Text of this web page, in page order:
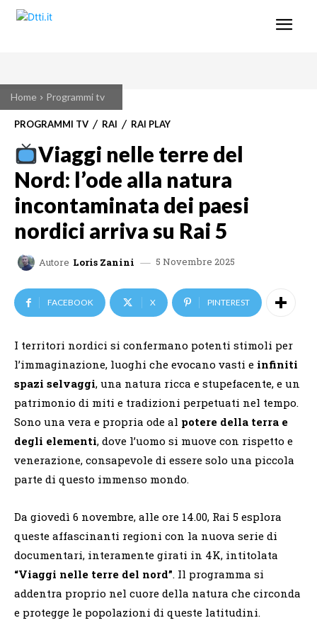
Home Programmi tv
PROGRAMMI TV RAI RAI PLAY
Viaggi nelle terre del
Nord: l’ode alla natura
incontaminata dei paesi
nordici arriva su Rai 5
Autore Loris Zanini 5 Novembre 2025
FACEBOOK X PINTEREST
I territori nordici si confermano potenti stimoli per
l’immaginazione, luoghi che evocano vasti e infiniti
spazi selvaggi, una natura ricca e stupefacente, e un
patrimonio di miti e tradizioni perpetuati nel tempo.
Sono una vera e propria ode al potere della terra e
degli elementi, dove l’uomo si muove con rispetto e
venerazione, consapevole di essere solo una piccola
parte di questo immenso mondo.
Da giovedì 6 novembre, alle ore 14.00, Rai 5 esplora
queste affascinanti regioni con la nuova serie di
documentari, interamente girati in 4K, intitolata
“Viaggi nelle terre del nord”. Il programma si
addentra proprio nel cuore della natura che circonda
e protegge le popolazioni di queste latitudini.